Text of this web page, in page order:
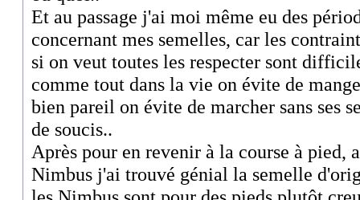
Et au passage j'ai moi même eu des
concernant mes semelles, car les
si on veut toutes les respecter sont
comme tout dans la vie on évite de
bien pareil on évite de marcher sans ses
de soucis..
Après pour en revenir à la course à pied,
Nimbus j'ai trouvé génial la semelle